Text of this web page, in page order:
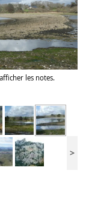
les notes.
>